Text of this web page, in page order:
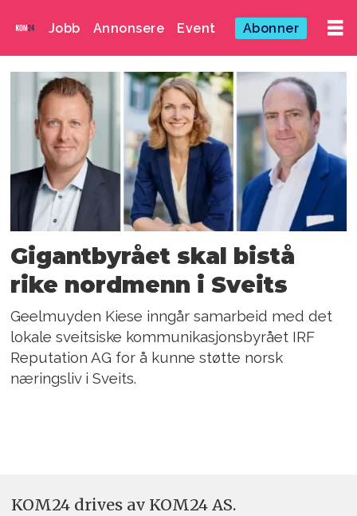
Jobb Annonsere Event Abonner
Emne:
sveits
Gigantbyrået skal bistå
rike nordmenn i Sveits
Geelmuyden Kiese inngår samarbeid med det
lokale sveitsiske kommunikasjonsbyrået IRF
Reputation AG for å kunne støtte norsk
næringsliv i Sveits.
KOM24 drives av KOM24 AS.